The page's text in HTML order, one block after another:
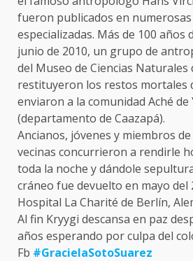
fueron publicados en
especializadas. Más de 100 años
junio de 2010, un grupo de
del Museo de Ciencias Naturales
restituyeron los restos mortales
enviaron a la comunidad Aché de
(departamento de Caazapá).
Ancianos, jóvenes y miembros
vecinas concurrieron a rendirle
toda la noche y dándole
cráneo fue devuelto en mayo del
Hospital La Charité de Berlín,
Al fin Kryygi descansa en paz
años esperando por culpa del
Fb #GracielaSotoSuarez